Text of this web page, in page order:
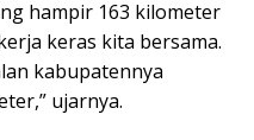
hampir 163 kilometer
keras kita bersama.
kabupatennya
ujarnya.